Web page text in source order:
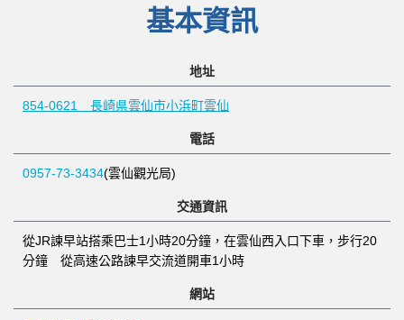
基本資訊
地址
854-0621 長崎県雲仙市小浜町雲仙
電話
0957-73-3434(雲仙觀光局)
交通資訊
從JR諫早站搭乘巴士1小時20分鐘，在雲仙西入口下車，步行20
分鐘 從高速公路諫早交流道開車1小時
網站